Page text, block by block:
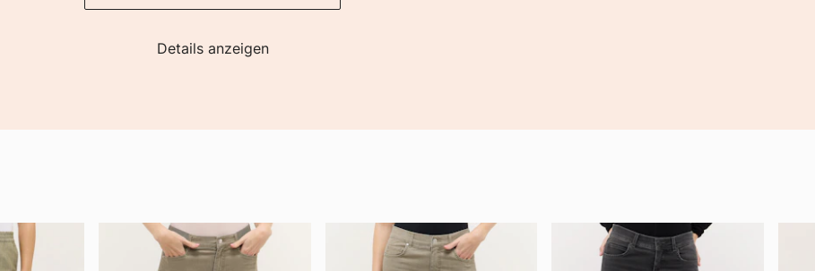
Details anzeigen